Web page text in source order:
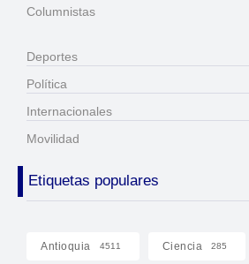
Columnistas
Deportes
Política
Internacionales
Movilidad
Etiquetas populares
Antioquia 4511 Ciencia 285